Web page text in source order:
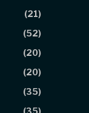
(21)
(52)
(20)
(20)
(35)
(35)